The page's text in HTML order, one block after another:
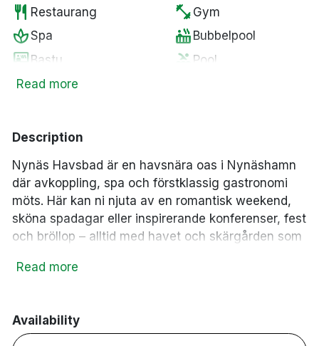
restaurant Restaurang fitness_center Gym
spaSpa hot_tub Bubbelpool
saunaBastu pool Pool
wine_barMinibar
accessibleTillgänglighetsanpassat
ev_station
Read more
Description
Nynäs Havsbad är en havsnära oas i Nynäshamn
där avkoppling, spa och förstklassig gastronomi
möts. Här kan ni njuta av en romantisk weekend,
sköna spadagar eller inspirerande konferenser, fest
och bröllop – alltid med havet och skärgården som
och njutning får ta plats, där teamet står redo att
Restaurang
Bar
Read more
Availability